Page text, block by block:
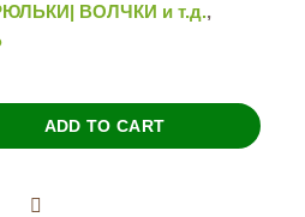
ВОЛЧКИ и т.д.,
ADD TO CART